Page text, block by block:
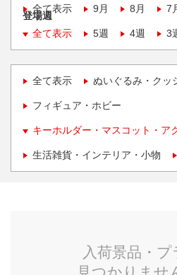
全て表示
9月 8月 7
登場週
全て表示
5週 4週 3
全て表示 ぬいぐるみ・クッ
フィギュア・ホビー
キーホルダー・マスコット・ア
生活雑貨・インテリア・小物